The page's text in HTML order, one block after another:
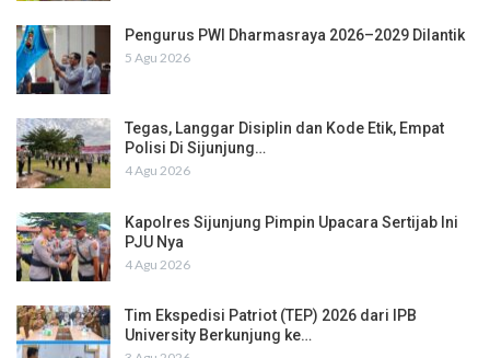
Pengurus PWI Dharmasraya 2026–2029 Dilantik
5 Agu 2026
Tegas, Langgar Disiplin dan Kode Etik, Empat
Polisi Di Sijunjung…
4 Agu 2026
Kapolres Sijunjung Pimpin Upacara Sertijab Ini
PJU Nya
4 Agu 2026
Tim Ekspedisi Patriot (TEP) 2026 dari IPB
University Berkunjung ke…